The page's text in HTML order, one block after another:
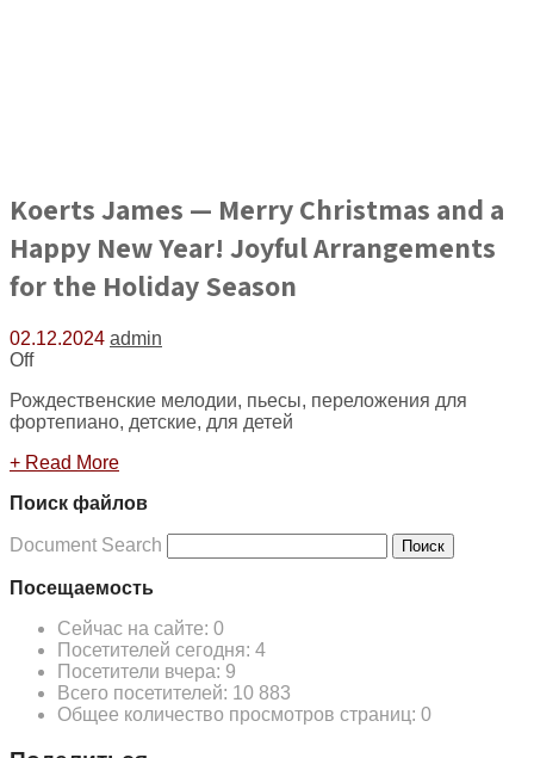
Koerts James — Merry Christmas and a
Happy New Year! Joyful Arrangements
for the Holiday Season
02.12.2024 admin
Off
Рождественские мелодии, пьесы, переложения для
фортепиано, детские, для детей
+ Read More
Поиск файлов
Document Search Поиск
Посещаемость
Сейчас на сайте: 0
Посетителей сегодня: 4
Посетители вчера: 9
Всего посетителей: 10 883
Общее количество просмотров страниц: 0